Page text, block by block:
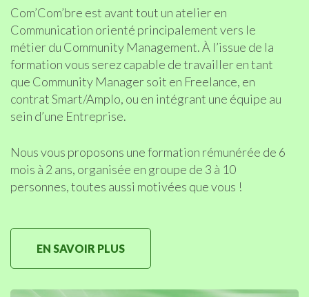
Com’Com’bre est avant tout un atelier en
Communication orienté principalement vers le
métier du Community Management. À l’issue de la
formation vous serez capable de travailler en tant
que Community Manager soit en Freelance, en
contrat Smart/Amplo, ou en intégrant une équipe au
sein d’une Entreprise.
Nous vous proposons une formation rémunérée de 6
mois à 2 ans, organisée en groupe de 3 à 10
personnes, toutes aussi motivées que vous !
EN SAVOIR PLUS